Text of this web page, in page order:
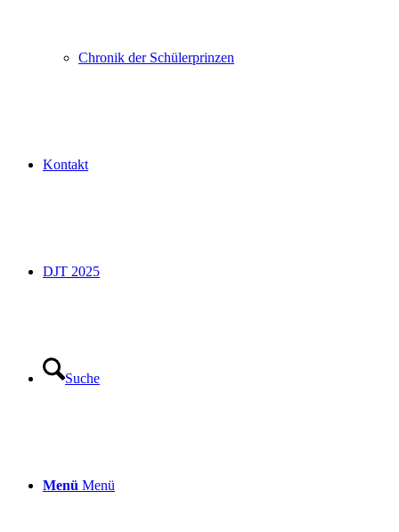
Chronik der Schülerprinzen
Kontakt
DJT 2025
Suche
Menü Menü